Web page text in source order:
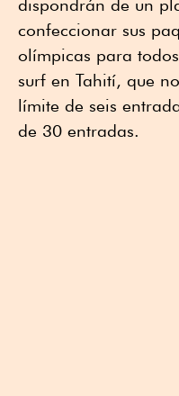
dispondrán de un
confeccionar sus
olímpicas para
surf en Tahití, que
límite de seis
de 30 entradas.